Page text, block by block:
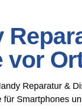
vor
Reparatur &
Smartphones